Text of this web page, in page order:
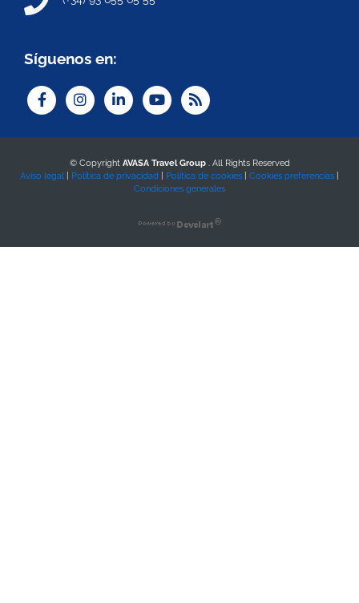
Síguenos en:
© Copyright AVASA Travel Group. All Rights Reserved
Aviso legal
Política de privacidad Política de cookies Cookies preferencias
Condiciones generales